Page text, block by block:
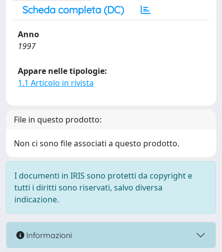
Scheda completa (DC)
Anno
1997
Appare nelle tipologie:
1.1 Articolo in rivista
File in questo prodotto:
Non ci sono file associati a questo prodotto.
I documenti in IRIS sono protetti da copyright e
tutti i diritti sono riservati, salvo diversa
indicazione.
Informazioni